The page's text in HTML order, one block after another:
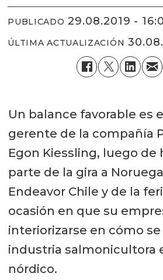
PUBLICADO 29.08.2019 -
ÚLTIMA ACTUALIZACIÓN
Un balance favorable es
gerente de la compañía
Egon Kiessling, luego de
parte de la gira a
Endeavor Chile y de la
ocasión en que su
interiorizarse en cómo
industria salmonicultora
nórdico.